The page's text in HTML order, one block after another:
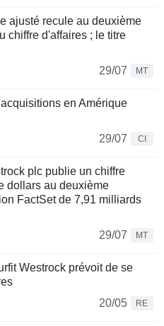
ajusté recule au deuxième
chiffre d'affaires ; le titre
29/07
MT
en Amérique
29/07
CI
plc publie un chiffre
dollars au deuxième
FactSet de 7,91 milliards
29/07
MT
Westrock prévoit de se
20/05
RE